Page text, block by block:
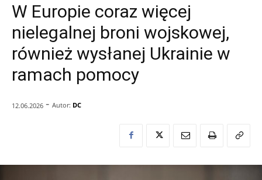
W Europie coraz więcej
nielegalnej broni wojskowej,
również wysłanej Ukrainie w
ramach pomocy
12.06.2026 - Autor: DC